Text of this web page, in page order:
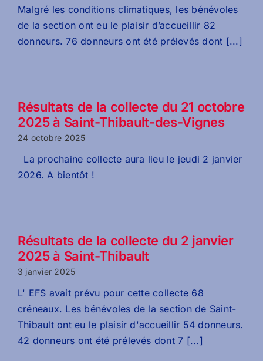
Malgré les conditions climatiques, les bénévoles
de la section ont eu le plaisir d’accueillir 82
donneurs. 76 donneurs ont été prélevés dont [...]
Résultats de la collecte du 21 octobre
2025 à Saint-Thibault-des-Vignes
24 octobre 2025
La prochaine collecte aura lieu le jeudi 2 janvier
2026. A bientôt !
Résultats de la collecte du 2 janvier
2025 à Saint-Thibault
3 janvier 2025
L' EFS avait prévu pour cette collecte 68
créneaux. Les bénévoles de la section de Saint-
Thibault ont eu le plaisir d'accueillir 54 donneurs.
42 donneurs ont été prélevés dont 7 [...]